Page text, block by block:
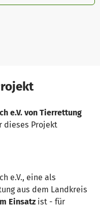
e.V. von Tierrettung
dieses Projekt
e.V., eine als
aus dem Landkreis
Einsatz ist - für